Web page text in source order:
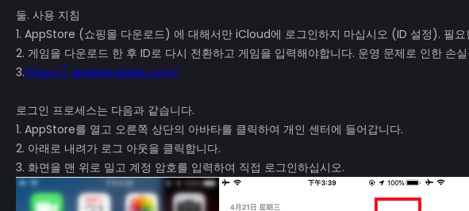
둘. 사용 지침
1. AppStore (쇼핑몰 다운로드) 에 대해서만 iCloud에 로그인하지 마십시오 (ID 설정). 필요
2. 게임을 다운로드 한 후 ID로 다시 전환하고 게임을 입력해야합니다. 운영 문제로 인한 손
3.https:// appleid.apple.com/
로그인 프로세스는 다음과 같습니다.
1. AppStore를 열고 오른쪽 상단의 아바타를 클릭하여 개인 센터에 들어갑니다.
2. 아래로 내려가 로그 아웃을 클릭합니다.
3. 화면을 맨 위로 밀고 계정 암호를 입력하여 직접 로그인하십시오.